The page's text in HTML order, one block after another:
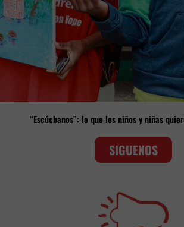
“Escúchanos”: lo que los niños y niñas
SIGUENOS